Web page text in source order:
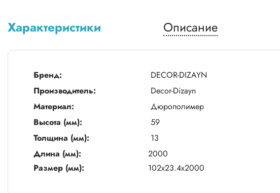
Характеристики Описание
Бренд:
DECOR-DIZAYN
Производитель:
Decor-Dizayn
Материал:
Дюрополимер
Высота (мм):
59
Толщина (мм):
13
Длина (мм):
2000
Размер (мм):
102x23.4x2000